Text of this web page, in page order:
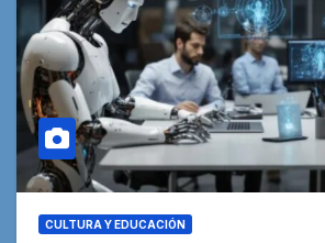
CULTURA Y EDUCACIÓN